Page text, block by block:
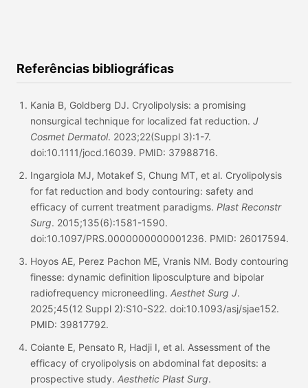
Referências bibliográficas
Kania B, Goldberg DJ. Cryolipolysis: a promising
nonsurgical technique for localized fat reduction. J
Cosmet Dermatol. 2023;22(Suppl 3):1-7.
doi:10.1111/jocd.16039. PMID: 37988716.
Ingargiola MJ, Motakef S, Chung MT, et al. Cryolipolysis
for fat reduction and body contouring: safety and
efficacy of current treatment paradigms. Plast Reconstr
Surg. 2015;135(6):1581-1590.
doi:10.1097/PRS.0000000000001236. PMID: 26017594.
Hoyos AE, Perez Pachon ME, Vranis NM. Body contouring
finesse: dynamic definition liposculpture and bipolar
radiofrequency microneedling. Aesthet Surg J.
2025;45(12 Suppl 2):S10-S22. doi:10.1093/asj/sjae152.
PMID: 39817792.
Coiante E, Pensato R, Hadji I, et al. Assessment of the
efficacy of cryolipolysis on abdominal fat deposits: a
prospective study. Aesthetic Plast Surg.